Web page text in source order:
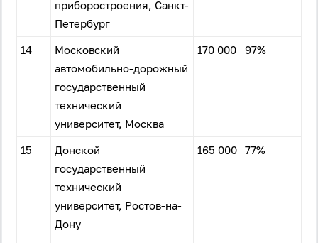
приборостроения, Санкт-
Петербург
14
Московский
автомобильно-дорожный
государственный
технический
университет, Москва
170 000 97%
15
Донской
государственный
технический
университет, Ростов-на-
Дону
165 000 77%